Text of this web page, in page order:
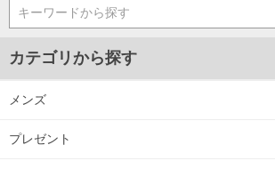
キーワードから探す
カテゴリから探す
メンズ
プレゼント